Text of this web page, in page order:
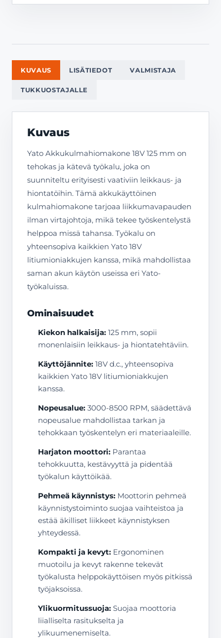
KUVAUS LISÄTIEDOT VALMISTAJA
TUKKUOSTAJALLE
Kuvaus
Yato Akkukulmahiomakone 18V 125 mm on
tehokas ja kätevä työkalu, joka on
suunniteltu erityisesti vaativiin leikkaus- ja
hiontatöihin. Tämä akkukäyttöinen
kulmahiomakone tarjoaa liikkumavapauden
ilman virtajohtoja, mikä tekee työskentelystä
helppoa missä tahansa. Työkalu on
yhteensopiva kaikkien Yato 18V
litiumioniakkujen kanssa, mikä mahdollistaa
saman akun käytön useissa eri Yato-
työkaluissa.
Ominaisuudet
Kiekon halkaisija: 125 mm, sopii
monenlaisiin leikkaus- ja hiontatehtäviin.
Käyttöjännite: 18V d.c., yhteensopiva
kaikkien Yato 18V litiumioniakkujen
kanssa.
Nopeusalue: 3000-8500 RPM, säädettävä
nopeusalue mahdollistaa tarkan ja
tehokkaan työskentelyn eri materiaaleille.
Harjaton moottori: Parantaa
tehokkuutta, kestävyyttä ja pidentää
työkalun käyttöikää.
Pehmeä käynnistys: Moottorin pehmeä
käynnistystoiminto suojaa vaihteistoa ja
estää äkilliset liikkeet käynnistyksen
yhteydessä.
Kompakti ja kevyt: Ergonominen
muotoilu ja kevyt rakenne tekevät
työkalusta helppokäyttöisen myös pitkissä
työjaksoissa.
Ylikuormitussuoja: Suojaa moottoria
liialliselta rasitukselta ja
ylikuumenemiselta.